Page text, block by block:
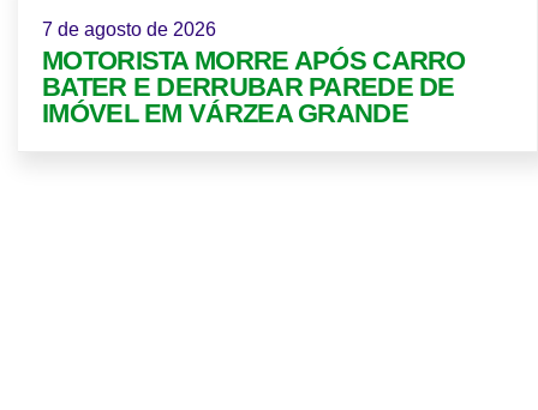
7 de agosto de 2026
MOTORISTA MORRE APÓS CARRO
BATER E DERRUBAR PAREDE DE
IMÓVEL EM VÁRZEA GRANDE